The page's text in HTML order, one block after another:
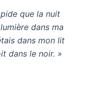
que la nuit
dans ma
dans mon lit
dans le noir. »